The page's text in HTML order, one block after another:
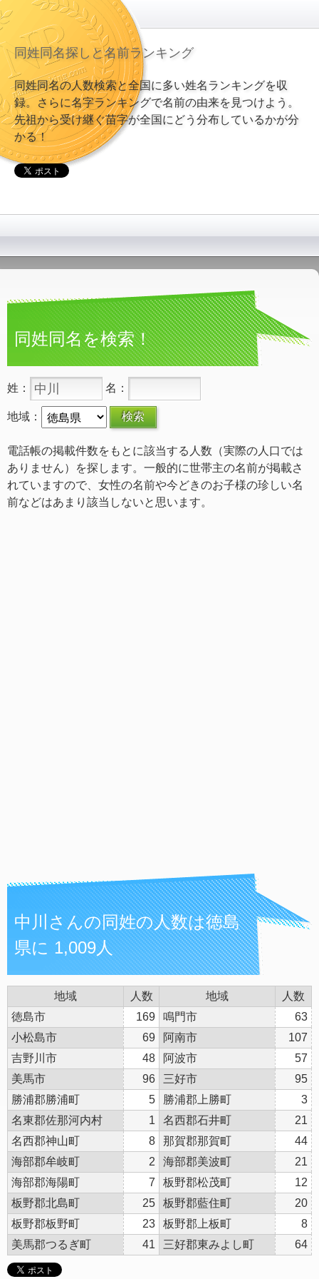
同姓同名探しと名前ランキング
同姓同名の人数検索と全国に多い姓名ランキングを収
録。さらに名字ランキングで名前の由来を見つけよう。
先祖から受け継ぐ苗字が全国にどう分布しているかが分
かる！
同姓同名を検索！
姓： 名：
地域：
電話帳の掲載件数をもとに該当する人数（実際の人口では
ありません）を探します。一般的に世帯主の名前が掲載さ
れていますので、女性の名前や今どきのお子様の珍しい名
前などはあまり該当しないと思います。
中川さんの同姓の人数は徳島
県に 1,009人
地域 人数 地域
人数
徳島市
169 鳴門市
63
小松島市
69 阿南市
107
吉野川市
48 阿波市
57
美馬市
96 三好市
95
勝浦郡勝浦町
5 勝浦郡上勝町
3
名東郡佐那河内村
1 名西郡石井町
21
名西郡神山町
8 那賀郡那賀町
44
海部郡牟岐町
2 海部郡美波町
21
海部郡海陽町
7 板野郡松茂町
12
板野郡北島町
25 板野郡藍住町
20
板野郡板野町
23 板野郡上板町
8
美馬郡つるぎ町
41 三好郡東みよし町 64